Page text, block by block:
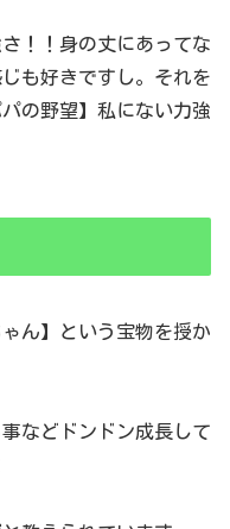
！！身の丈にあってな
も好きですし。それを
の野望】私にない力強
ん】という宝物を授か
などドンドン成長して